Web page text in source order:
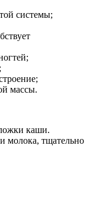
системы;
массы.
каши.
молока, тщательно